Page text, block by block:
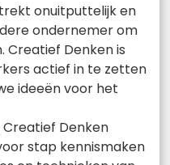
onuitputtelijk en
ondernemer om
Creatief Denken is
actief in te zetten
ideeën voor het
Creatief Denken
stap kennismaken